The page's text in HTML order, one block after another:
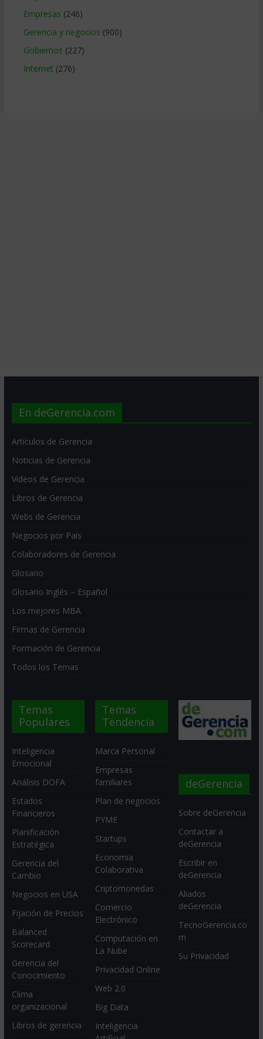
Empresas (246)
Gerencia y negocios (900)
Gobiernos (227)
Internet (276)
En deGerencia.com
Artículos de Gerencia
Noticias de Gerencia
Videos de Gerencia
Libros de Gerencia
Webs de Gerencia
Negocios por País
Colaboradores de Gerencia
Glosario
Glosario Inglés – Español
Los mejores MBA
Firmas de Gerencia
Formación de Gerencia
Todos los Temas
Temas
Populares
Inteligencia
Emocional
Análisis DOFA
Estados
Financieros
Planificación
Estratégica
Gerencia del
Cambio
Negocios en USA
Fijación de Precios
Balanced
Scorecard
Gerencia del
Conocimiento
Clima
organizacional
Libros de gerencia
Temas
Tendencia
Marca Personal
Empresas
familiares
Plan de negocios
PYME
Startups
Economia
Colaborativa
Criptomonedas
Comercio
Electrónico
Computación en
La Nube
Privacidad Online
Web 2.0
Big Data
Inteligencia
deGerencia
Sobre deGerencia
Contactar a
deGerencia
Escribir en
deGerencia
Aliados
deGerencia
TecnoGerencia.co
m
Su Privacidad